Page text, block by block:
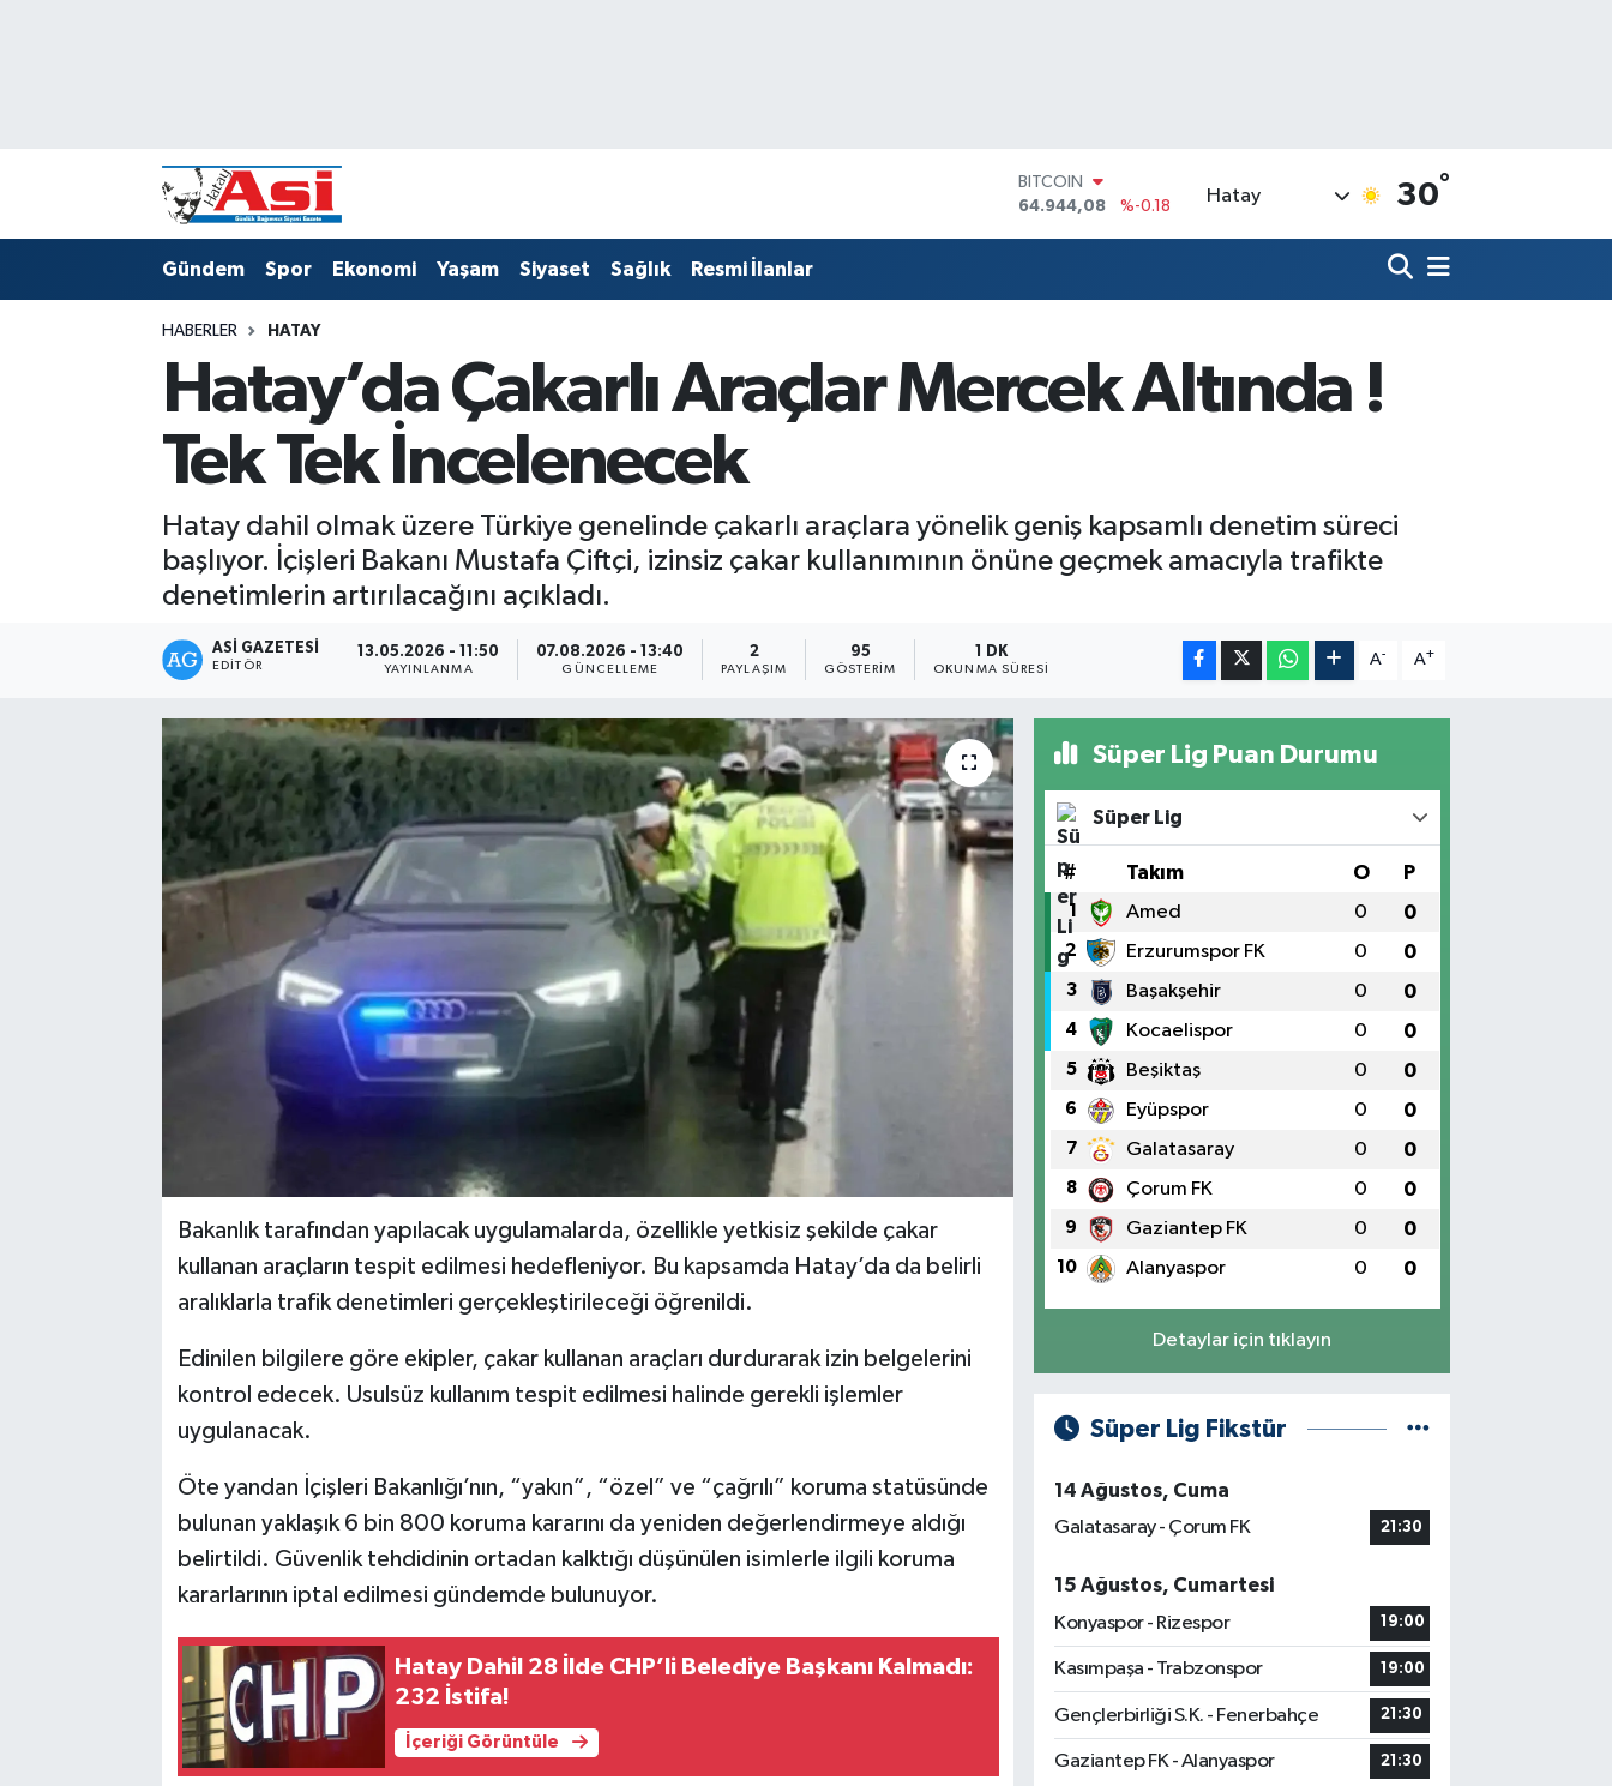
DOLAR
47,7436
%0.18
64,4811
%0.38
BİST100
13.779
%-14
Hatay 30°
Gündem Spor Ekonomi Yaşam Siyaset Sağlık Resmi İlanlar
HABERLER HATAY
Hatay’da Çakarlı Araçlar Mercek Altında !
Tek Tek İncelenecek
Hatay dahil olmak üzere Türkiye genelinde çakarlı araçlara yönelik geniş kapsamlı denetim süreci
başlıyor. İçişleri Bakanı Mustafa Çiftçi, izinsiz çakar kullanımının önüne geçmek amacıyla trafikte
denetimlerin artırılacağını açıkladı.
ASI GAZETESI
EDITÖR
13.05.2026 - 11:50
YAYINLANMA
07.08.2026 - 13:40
GÜNCELLEME
2
PAYLAŞIM
95
GÖSTERIM
1 DK
OKUNMA SÜRESI
A- A+
Bakanlık tarafından yapılacak uygulamalarda, özellikle yetkisiz şekilde çakar
kullanan araçların tespit edilmesi hedefleniyor. Bu kapsamda Hatay’da da belirli
aralıklarla trafik denetimleri gerçekleştirileceği öğrenildi.
Edinilen bilgilere göre ekipler, çakar kullanan araçları durdurarak izin belgelerini
kontrol edecek. Usulsüz kullanım tespit edilmesi halinde gerekli işlemler
uygulanacak.
Öte yandan İçişleri Bakanlığı’nın, “yakın”, “özel” ve “çağrılı” koruma statüsünde
bulunan yaklaşık 6 bin 800 koruma kararını da yeniden değerlendirmeye aldığı
belirtildi. Güvenlik tehdidinin ortadan kalktığı düşünülen isimlerle ilgili koruma
kararlarının iptal edilmesi gündemde bulunuyor.
Hatay Dahil 28 İlde CHP’li Belediye Başkanı Kalmadı:
232 İstifa!
İçeriği Görüntüle
Süper Lig Puan Durumu
Süper Lig
# Takım O P
1 Amed 0 0
2 Erzurumspor FK 0 0
3 Başakşehir 0 0
4 Kocaelispor 0 0
5 Beşiktaş 0 0
6 Eyüpspor 0 0
7 Galatasaray 0 0
8 Çorum FK 0 0
9 Gaziantep FK 0 0
10 Alanyaspor 0 0
Detaylar için tıklayın
Süper Lig Fikstür
14 Ağustos, Cuma
Galatasaray - Çorum FK
21:30
15 Ağustos, Cumartesi
Konyaspor - Rizespor
19:00
Kasımpaşa - Trabzonspor 19:00
Gençlerbirliği S.K. - Fenerbahçe 21:30
Gaziantep FK - Alanyaspor 21:30
Süper Lig Puan Durumu ve Fikstür
Tüm Manşetler
Son Dakika Haberleri
Haber Arşivi